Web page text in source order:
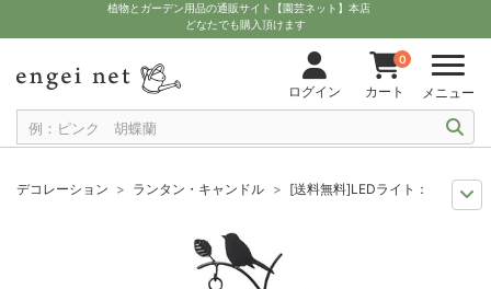
植物とガーデン用品の通販サイト【園芸ネット】本店
どなたでも購入頂けます
ログイン
0
カート メニュー
デコレーション ランタン・キャンドル
[送料無料]LEDライト：シルエッ
[送料無料]LEDライト：シルエットソーラー（